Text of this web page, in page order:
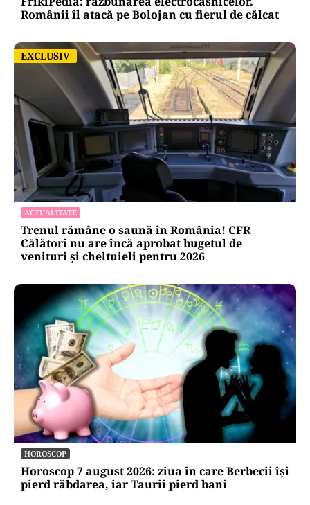
NECONVENTIONAL
FrikiPedia: răzbunarea electrocasnicelor.
Românii îl atacă pe Bolojan cu fierul de călcat
EXCLUSIV
EXCLUSIV
ACTUALITATE
Trenul rămâne o saună în România! CFR
Călători nu are încă aprobat bugetul de
venituri și cheltuieli pentru 2026